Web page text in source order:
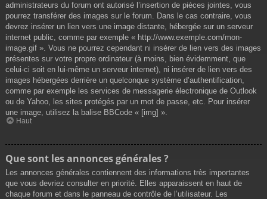
administrateurs du forum ont autorisé l’insertion de pièces jointes, vous
pourrez transférer des images sur le forum. Dans le cas contraire, vous
devrez insérer un lien vers une image distante, hébergée sur un serveur
internet public, comme par exemple « http://www.exemple.com/mon-
image.gif ». Vous ne pourrez cependant ni insérer de lien vers des images
présentes sur votre propre ordinateur (à moins, bien évidemment, que
celui-ci soit en lui-même un serveur internet), ni insérer de lien vers des
images hébergées derrière un quelconque système d’authentification,
comme par exemple les services de messagerie électronique de Outlook
ou de Yahoo, les sites protégés par un mot de passe, etc. Pour insérer
une image, utilisez la balise BBCode « [img] ».
Haut
Que sont les annonces générales ?
Les annonces générales contiennent des informations très importantes
que vous devriez consulter en priorité. Elles apparaissent en haut de
chaque forum et dans le panneau de contrôle de l’utilisateur. Les